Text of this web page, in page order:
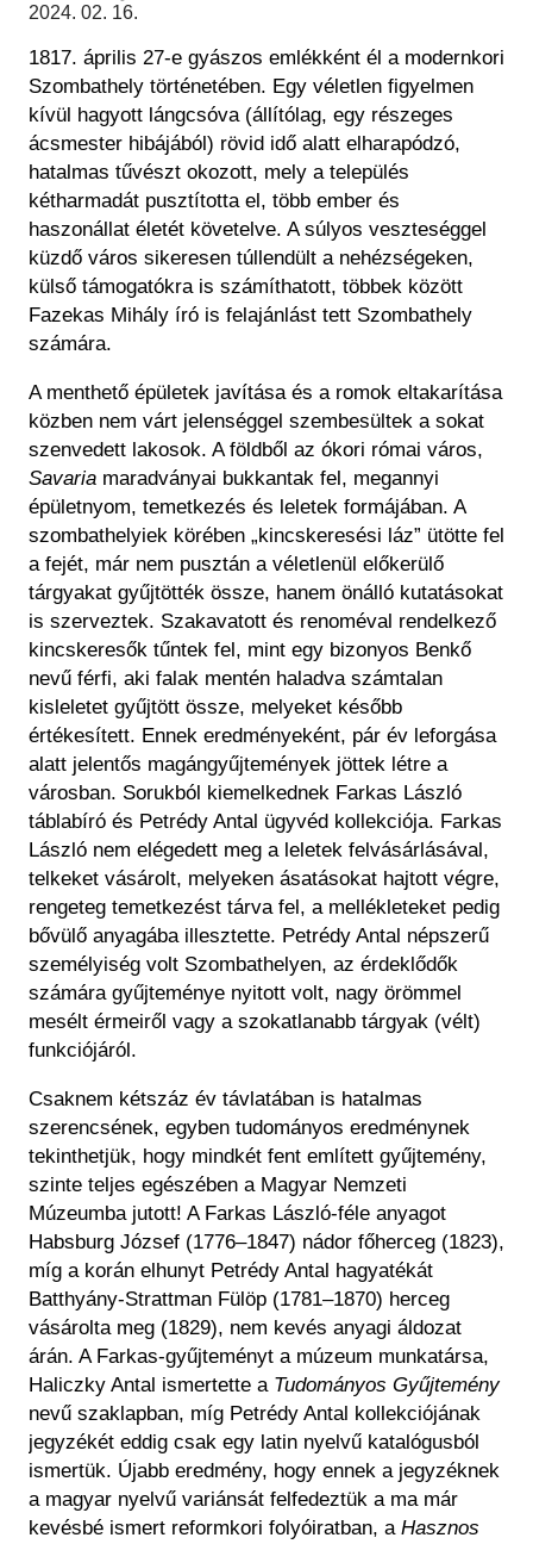
Régészet
Felnőttképzés
Közérdekű adatok
Történeti Fényképtár
Éremtár
Központi Könyvtár
2024. 02. 16.
1817. április 27-e gyászos emlékként él a modernkori
Szombathely történetében. Egy véletlen figyelmen
kívül hagyott lángcsóva (állítólag, egy részeges
ácsmester hibájából) rövid idő alatt elharapódzó,
hatalmas tűvészt okozott, mely a település
kétharmadát pusztította el, több ember és
haszonállat életét követelve. A súlyos veszteséggel
küzdő város sikeresen túllendült a nehézségeken,
külső támogatókra is számíthatott, többek között
Fazekas Mihály író is felajánlást tett Szombathely
számára.
A menthető épületek javítása és a romok eltakarítása
közben nem várt jelenséggel szembesültek a sokat
szenvedett lakosok. A földből az ókori római város,
Savaria maradványai bukkantak fel, megannyi
épületnyom, temetkezés és leletek formájában. A
szombathelyiek körében „kincskeresési láz” ütötte fel
a fejét, már nem pusztán a véletlenül előkerülő
tárgyakat gyűjtötték össze, hanem önálló kutatásokat
is szerveztek. Szakavatott és renoméval rendelkező
kincskeresők tűntek fel, mint egy bizonyos Benkő
nevű férfi, aki falak mentén haladva számtalan
kisleletet gyűjtött össze, melyeket később
értékesített. Ennek eredményeként, pár év leforgása
alatt jelentős magángyűjtemények jöttek létre a
városban. Sorukból kiemelkednek Farkas László
táblabíró és Petrédy Antal ügyvéd kollekciója. Farkas
László nem elégedett meg a leletek felvásárlásával,
telkeket vásárolt, melyeken ásatásokat hajtott végre,
rengeteg temetkezést tárva fel, a mellékleteket pedig
bővülő anyagába illesztette. Petrédy Antal népszerű
személyiség volt Szombathelyen, az érdeklődők
számára gyűjteménye nyitott volt, nagy örömmel
mesélt érmeiről vagy a szokatlanabb tárgyak (vélt)
funkciójáról.
Csaknem kétszáz év távlatában is hatalmas
szerencsének, egyben tudományos eredménynek
tekinthetjük, hogy mindkét fent említett gyűjtemény,
szinte teljes egészében a Magyar Nemzeti
Múzeumba jutott! A Farkas László-féle anyagot
Habsburg József (1776–1847) nádor főherceg (1823),
míg a korán elhunyt Petrédy Antal hagyatékát
Batthyány-Strattman Fülöp (1781–1870) herceg
vásárolta meg (1829), nem kevés anyagi áldozat
árán. A Farkas-gyűjteményt a múzeum munkatársa,
Haliczky Antal ismertette a Tudományos Gyűjtemény
nevű szaklapban, míg Petrédy Antal kollekciójának
jegyzékét eddig csak egy latin nyelvű katalógusból
ismertük. Újabb eredmény, hogy ennek a jegyzéknek
a magyar nyelvű variánsát felfedeztük a ma már
kevésbé ismert reformkori folyóiratban, a Hasznos